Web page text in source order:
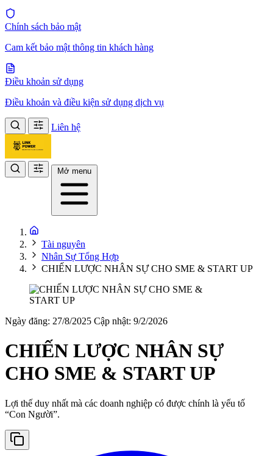
Chính sách bảo mật
Cam kết bảo mật thông tin khách hàng
Điều khoản sử dụng
Điều khoản và điều kiện sử dụng dịch vụ
Liên hệ
Mở menu
Tài nguyên
Nhân Sự Tổng Hợp
CHIẾN LƯỢC NHÂN SỰ CHO SME & START UP
Ngày đăng: 27/8/2025 Cập nhật: 9/2/2026
CHIẾN LƯỢC NHÂN SỰ
CHO SME & START UP
Lợi thế duy nhất mà các doanh nghiệp có được chính là yếu tố
“Con Người”.